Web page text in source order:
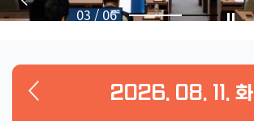
소
식
03/06
2026. 08. 11. 화